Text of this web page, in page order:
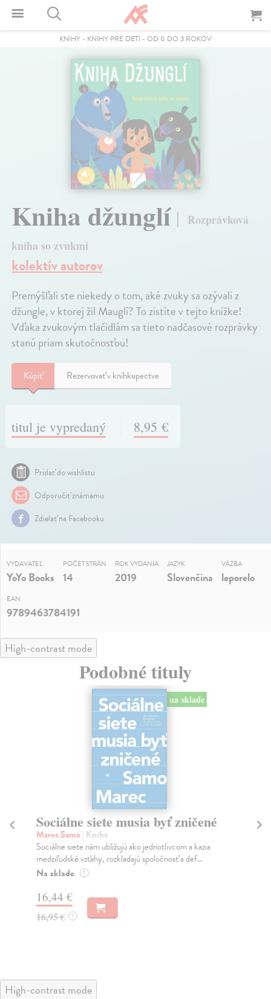
KNIHY - KNIHY PRE DETI - OD 0 DO 3 ROKOV
Kniha džunglí
Rozprávková
kniha so zvukmi
kolektív autorov
Premýšľali ste niekedy o tom, aké zvuky sa ozývali z
džungle, v ktorej žil Mauglí? To zistíte v tejto knižke!
Vďaka zvukovým tlačidlám sa tieto nadčasové rozprávky
stanú priam skutočnosťou!
Kúpiť Rezervovať v kníhkupectve
titul je vypredaný 8,95 €
Pridať do wishlistu
Odporučiť známemu
Zdielať na Facebooku
VYDAVATEĽ
YoYo Books
POČET STRÁN
14
ROK VYDANIA
2019
JAZYK
Slovenčina
VÄZBA
leporelo
EAN
9789463784191
High-contrast mode
Podobné tituly
na sklade
Sociálne siete musia byť zničené
Marec Samo| Kniha
Sociálne siete nám ubližujú ako jednotlivcom a kazia
medziľudské vzťahy, rozkladajú spoločnosť a def...
Na sklade ?
16,44 €
16,95 € ?
High-contrast mode